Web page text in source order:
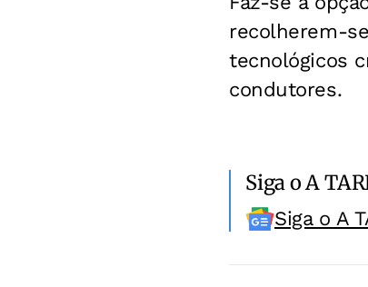
recolherem-
tecnológicos
condutores.
Siga o A
Siga o A